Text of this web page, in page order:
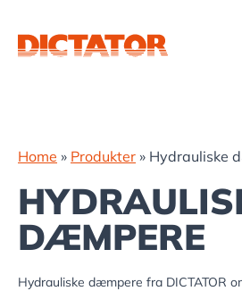
indhold
direkte
Home » Produkter » Hydrauliske
DÆMPERE
Hydrauliske dæmpere fra DICTATOR